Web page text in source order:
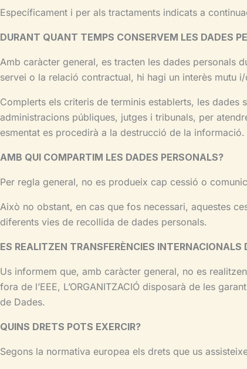
Específicament i per als tractaments indicats a
DURANT QUANT TEMPS CONSERVEM LES DADES
Amb caràcter general, es tracten les dades personals
servei o la relació contractual, hi hagi un interès mutu
Complerts els criteris de terminis establerts, les dades
administracions públiques, jutges i tribunals, per
esmentat es procedirà a la destrucció de la informació.
AMB QUI COMPARTIM LES DADES PERSONALS?
Per regla general, no es produeix cap cessió o
Això no obstant, en cas que fos necessari, aquestes
diferents vies de recollida de dades personals.
ES REALITZEN TRANSFERÈNCIES INTERNACIONALS
Us informem que, amb caràcter general, no es
fora de l’EEE, L’ORGANITZACIÓ disposarà de les
de Dades.
QUINS DRETS POTS EXERCIR?
Segons la normativa europea els drets que us